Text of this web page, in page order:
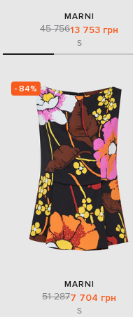
MARNI
45 75613 753 грн
S
- 84%
MARNI
51 2877 704 грн
S